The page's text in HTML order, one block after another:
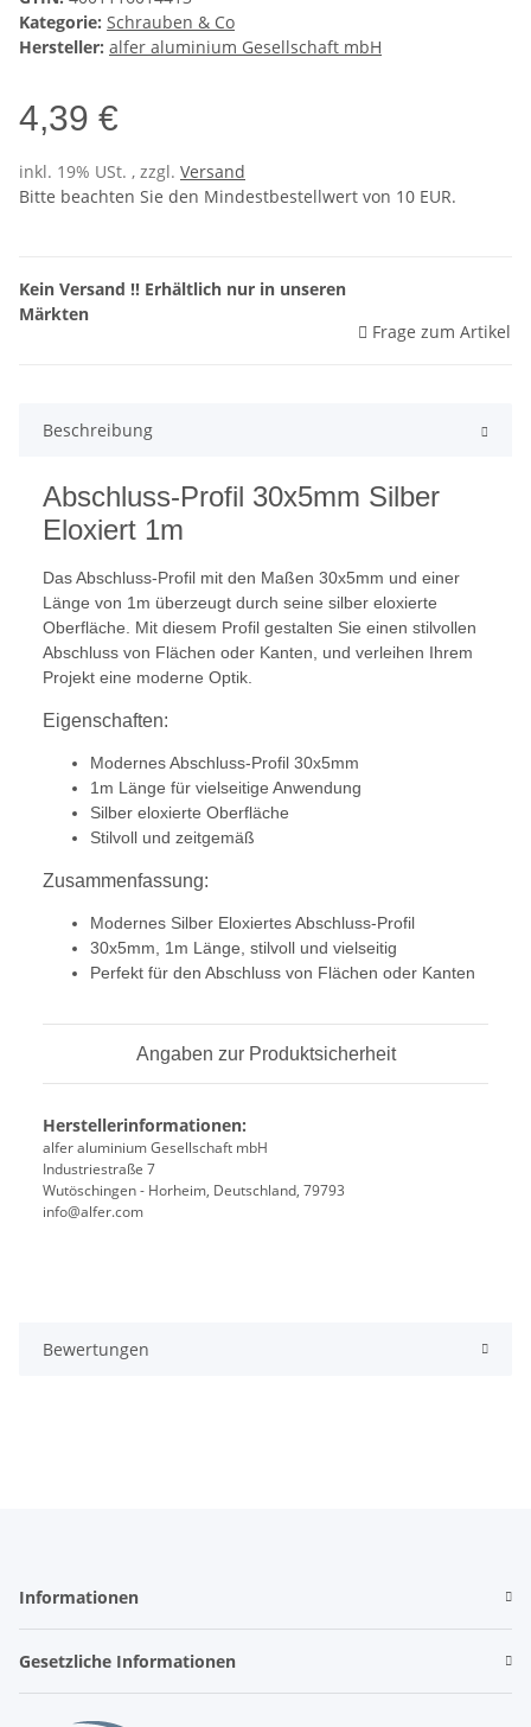
Kategorie: Schrauben & Co
Hersteller: alfer aluminium Gesellschaft mbH
4,39 €
inkl. 19% USt. , zzgl. Versand
Bitte beachten Sie den Mindestbestellwert von 10 EUR.
Kein Versand !! Erhältlich nur in unseren
Märkten
Frage zum Artikel
Beschreibung
Abschluss-Profil 30x5mm Silber
Eloxiert 1m
Das Abschluss-Profil mit den Maßen 30x5mm und einer
Länge von 1m überzeugt durch seine silber eloxierte
Oberfläche. Mit diesem Profil gestalten Sie einen stilvollen
Abschluss von Flächen oder Kanten, und verleihen Ihrem
Projekt eine moderne Optik.
Eigenschaften:
Modernes Abschluss-Profil 30x5mm
1m Länge für vielseitige Anwendung
Silber eloxierte Oberfläche
Stilvoll und zeitgemäß
Zusammenfassung:
Modernes Silber Eloxiertes Abschluss-Profil
30x5mm, 1m Länge, stilvoll und vielseitig
Perfekt für den Abschluss von Flächen oder Kanten
Angaben zur Produktsicherheit
Herstellerinformationen:
alfer aluminium Gesellschaft mbH
Industriestraße 7
Wutöschingen - Horheim, Deutschland, 79793
info@alfer.com
Bewertungen
Informationen
Gesetzliche Informationen